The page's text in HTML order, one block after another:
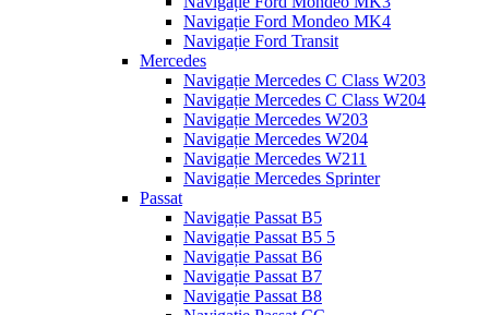
Navigație Ford Mondeo MK4
Navigație Ford Transit
Mercedes
Navigație Mercedes C Class W203
Navigație Mercedes C Class W204
Navigație Mercedes W203
Navigație Mercedes W204
Navigație Mercedes W211
Navigație Mercedes Sprinter
Passat
Navigație Passat B5
Navigație Passat B5 5
Navigație Passat B6
Navigație Passat B7
Navigație Passat B8